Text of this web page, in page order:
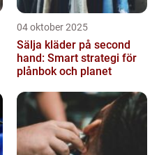
04 oktober 2025
Sälja kläder på second
hand: Smart strategi för
plånbok och planet